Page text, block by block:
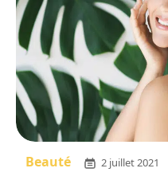
Beauté 2 juillet 2021